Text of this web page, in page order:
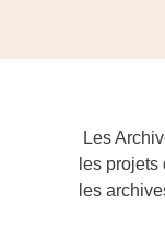
Les
les
les